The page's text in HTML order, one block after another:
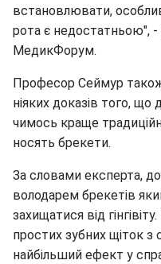
встановлювати,
рота є недостатньою", -
МедикФорум.
Професор Сеймур
ніяких доказів того, що
чимось краще
носять брекети.
За словами експерта,
володарем брекетів
захищатися від
простих зубних щіток з
найбільший ефект у